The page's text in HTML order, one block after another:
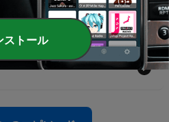
る信仰 (黙示録 2:1-7)
の手紙 (黙示録 2:8-11)
ストール